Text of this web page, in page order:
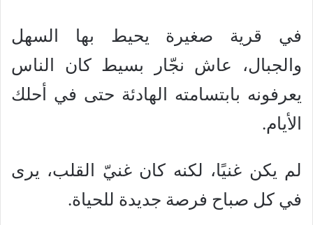
في قرية صغيرة يحيط بها السهل
والجبال، عاش نجّار بسيط كان الناس
يعرفونه بابتسامته الهادئة حتى في أحلك
الأيام.
لم يكن غنيًا، لكنه كان غنيّ القلب، يرى
في كل صباح فرصة جديدة للحياة.